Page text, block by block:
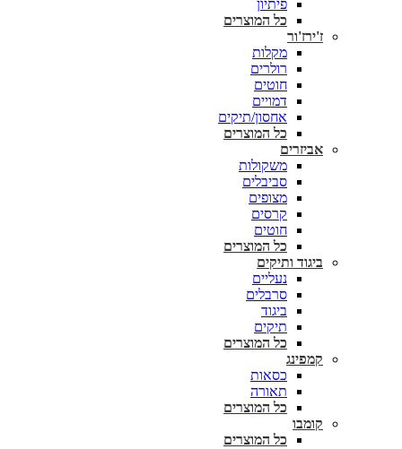
פיתיון
כל המוצרים
ז'ירז'ור
מקלות
רולרים
חוטים
דמויים
אחסון/תיקים
כל המוצרים
אביזרים
משקולות
סביבלים
מצופים
קרסים
חוטים
כל המוצרים
ביגוד ותיקים
נעליים
סרבלים
ביגוד
תיקים
כל המוצרים
קמפינג
כסאות
תאורה
כל המוצרים
קומבו
כל המוצרים